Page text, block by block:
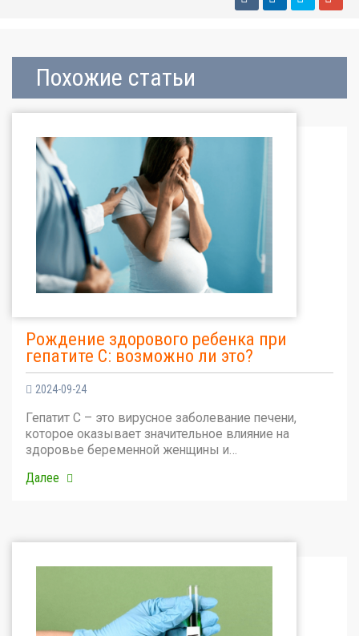
Похожие статьи
Рождение здорового ребенка при
гепатите С: возможно ли это?
2024-09-24
Гепатит С – это вирусное заболевание печени,
которое оказывает значительное влияние на
здоровье беременной женщины и…
Далее